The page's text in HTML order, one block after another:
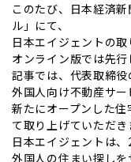
このたび、日本経済
ル」にて、
日本エイジェントの取
オンライン版では先行
記事では、代表取締役
外国人向け不動産サー
新たにオープンした
て取り上げていただき
日本エイジェントは
外国人の住まい探しを